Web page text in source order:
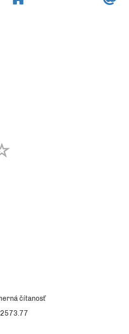
čítanosť
2573.77